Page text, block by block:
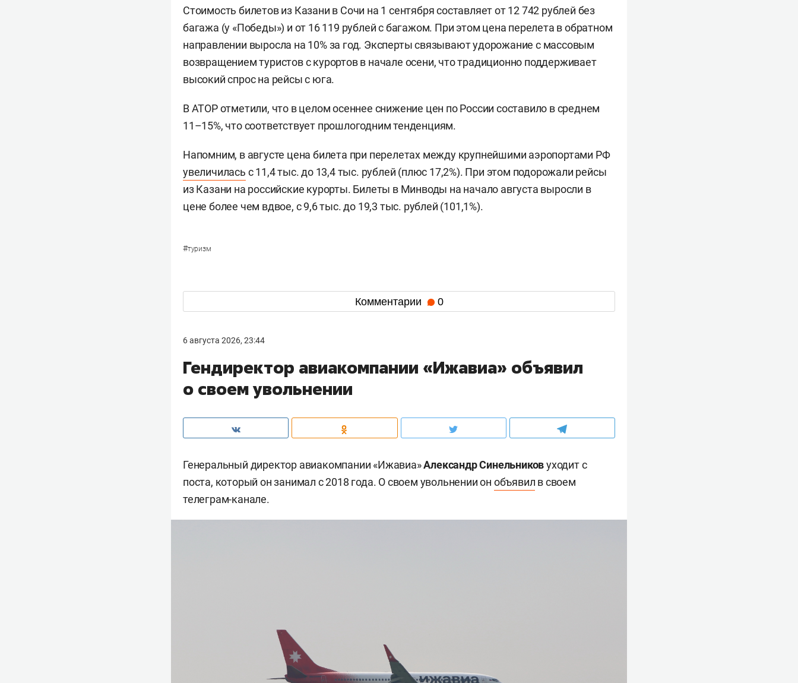
Стоимость билетов из Казани в Сочи на 1 сентября составляет от 12 742 рублей без
багажа (у «Победы») и от 16 119 рублей с багажом. При этом цена перелета в обратном
направлении выросла на 10% за год. Эксперты связывают удорожание с массовым
возвращением туристов с курортов в начале осени, что традиционно поддерживает
высокий спрос на рейсы с юга.
В АТОР отметили, что в целом осеннее снижение цен по России составило в среднем
11–15%, что соответствует прошлогодним тенденциям.
Напомним, в августе цена билета при перелетах между крупнейшими аэропортами РФ
увеличилась с 11,4 тыс. до 13,4 тыс. рублей (плюс 17,2%). При этом подорожали рейсы
из Казани на российские курорты. Билеты в Минводы на начало августа выросли в
цене более чем вдвое, с 9,6 тыс. до 19,3 тыс. рублей (101,1%).
#туризм
Комментарии 0
6 августа 2026, 23:44
Гендиректор авиакомпании «Ижавиа» объявил
о своем увольнении
Генеральный директор авиакомпании «Ижавиа»Александр Синельниковуходит с
поста, который он занимал с 2018 года. О своем увольнении он объявил в своем
телеграм-канале.